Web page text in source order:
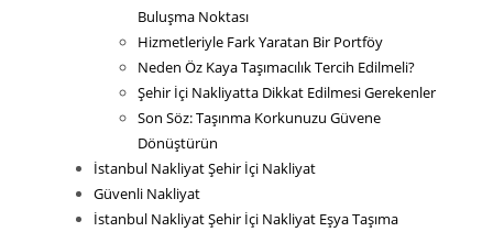
Buluşma Noktası
Hizmetleriyle Fark Yaratan Bir Portföy
Neden Öz Kaya Taşımacılık Tercih Edilmeli?
Şehir İçi Nakliyatta Dikkat Edilmesi Gerekenler
Son Söz: Taşınma Korkunuzu Güvene
Dönüştürün
İstanbul Nakliyat Şehir İçi Nakliyat
Güvenli Nakliyat
İstanbul Nakliyat Şehir İçi Nakliyat Eşya Taşıma